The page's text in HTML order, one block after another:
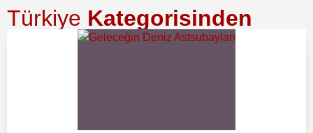
Türkiye Kategorisinden